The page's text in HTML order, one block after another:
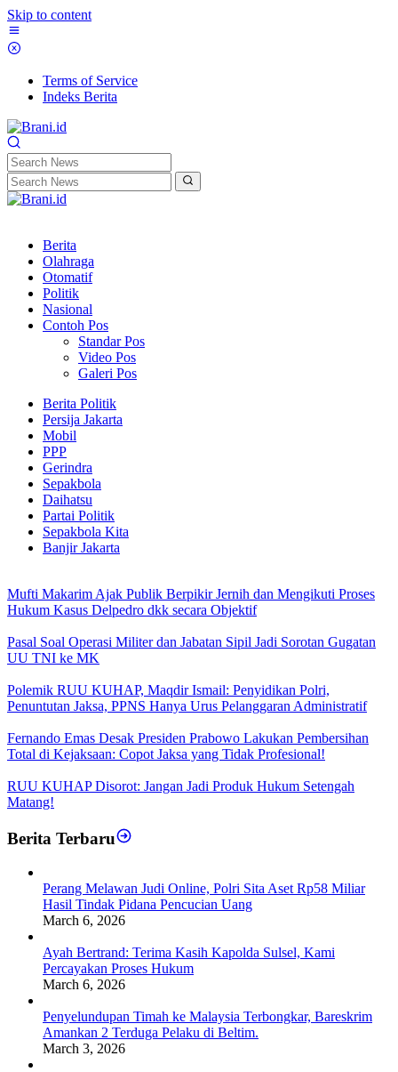
Skip to content
Terms of Service
Indeks Berita
Berita
Olahraga
Otomatif
Politik
Nasional
Contoh Pos
Standar Pos
Video Pos
Galeri Pos
Berita Politik
Persija Jakarta
Mobil
PPP
Gerindra
Sepakbola
Daihatsu
Partai Politik
Sepakbola Kita
Banjir Jakarta
Mufti Makarim Ajak Publik Berpikir Jernih dan Mengikuti Proses
Hukum Kasus Delpedro dkk secara Objektif
Pasal Soal Operasi Militer dan Jabatan Sipil Jadi Sorotan Gugatan
UU TNI ke MK
Polemik RUU KUHAP, Maqdir Ismail: Penyidikan Polri,
Penuntutan Jaksa, PPNS Hanya Urus Pelanggaran Administratif
Fernando Emas Desak Presiden Prabowo Lakukan Pembersihan
Total di Kejaksaan: Copot Jaksa yang Tidak Profesional!
RUU KUHAP Disorot: Jangan Jadi Produk Hukum Setengah
Matang!
Berita Terbaru
Perang Melawan Judi Online, Polri Sita Aset Rp58 Miliar
Hasil Tindak Pidana Pencucian Uang
March 6, 2026
Ayah Bertrand: Terima Kasih Kapolda Sulsel, Kami
Percayakan Proses Hukum
March 6, 2026
Penyelundupan Timah ke Malaysia Terbongkar, Bareskrim
Amankan 2 Terduga Pelaku di Beltim.
March 3, 2026